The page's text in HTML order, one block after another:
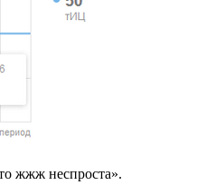
жжж неспроста».